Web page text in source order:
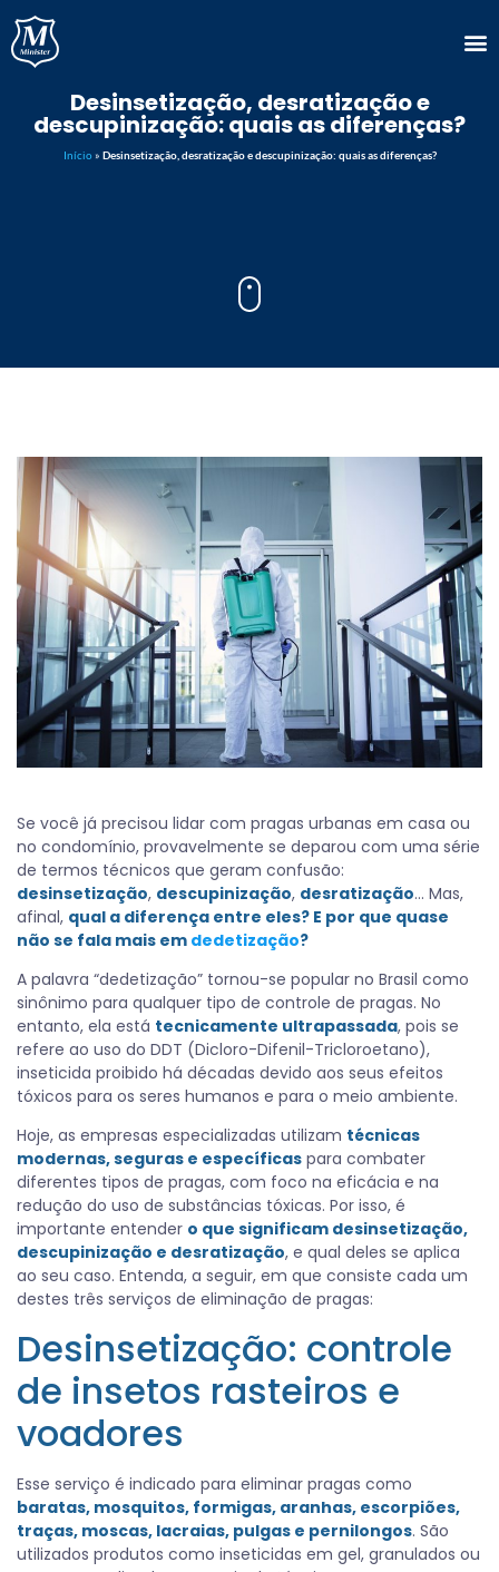
Desinsetização, desratização e
descupinização: quais as diferenças?
Início » Desinsetização, desratização e descupinização: quais as diferenças?
Se você já precisou lidar com pragas urbanas em casa ou
no condomínio, provavelmente se deparou com uma série
de termos técnicos que geram confusão:
desinsetização, descupinização, desratização… Mas,
afinal, qual a diferença entre eles? E por que quase
não se fala mais em dedetização?
A palavra “dedetização” tornou-se popular no Brasil como
sinônimo para qualquer tipo de controle de pragas. No
entanto, ela está tecnicamente ultrapassada, pois se
refere ao uso do DDT (Dicloro-Difenil-Tricloroetano),
inseticida proibido há décadas devido aos seus efeitos
tóxicos para os seres humanos e para o meio ambiente.
Hoje, as empresas especializadas utilizam técnicas
modernas, seguras e específicas para combater
diferentes tipos de pragas, com foco na eficácia e na
redução do uso de substâncias tóxicas. Por isso, é
importante entender o que significam desinsetização,
descupinização e desratização, e qual deles se aplica
ao seu caso. Entenda, a seguir, em que consiste cada um
destes três serviços de eliminação de pragas:
Desinsetização: controle
de insetos rasteiros e
voadores
Esse serviço é indicado para eliminar pragas como
baratas, mosquitos, formigas, aranhas, escorpiões,
traças, moscas, lacraias, pulgas e pernilongos. São
utilizados produtos como inseticidas em gel, granulados ou